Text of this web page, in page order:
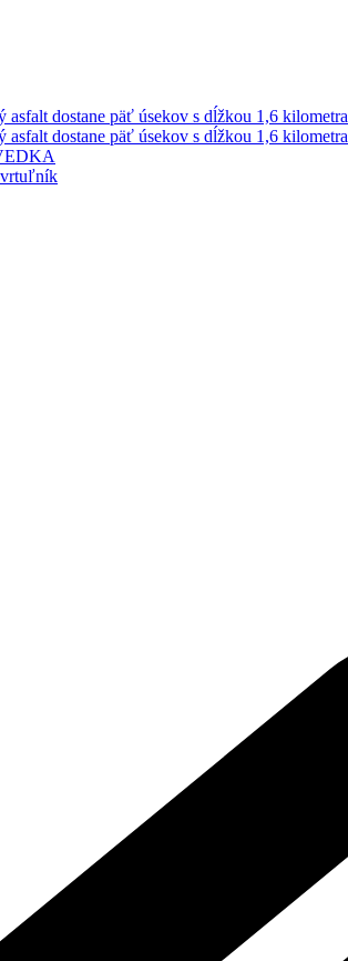
dostane päť úsekov s dĺžkou 1,6 kilometra
dostane päť úsekov s dĺžkou 1,6 kilometra
vrtuľník